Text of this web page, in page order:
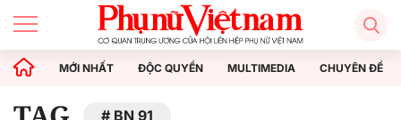
MỚI NHẤT ĐỘC QUYỀN MULTIMEDIA CHUYÊN ĐỀ
BN 91